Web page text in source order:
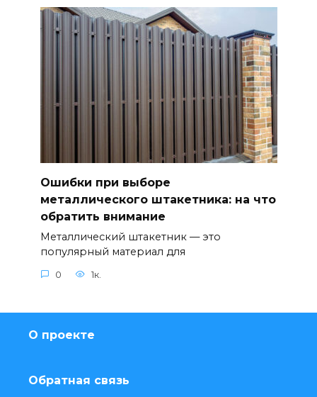
Ошибки при выборе
металлического штакетника: на что
обратить внимание
Металлический штакетник — это
популярный материал для
0 1к.
О проекте
Обратная связь